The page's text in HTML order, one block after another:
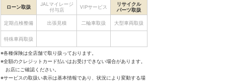
ローン取扱
JALマイレージ
付与店
VIPサービス
リサイクル
パーツ取扱
定期点検整備 出張見積 二輪車取扱 大型車両取扱
特殊車両取扱
※各種保険は全店舗で取り扱っております。
※全額のクレジットカード払いはお受けできない場合があります。
お店にご確認ください。
※サービスの取扱い表示は基本情報であり、状況により変動する場